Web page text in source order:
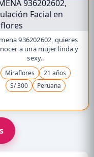
936202602, quieres
a una mujer linda y
sexy..
Miraflores
21 años
S/ 300
Peruana